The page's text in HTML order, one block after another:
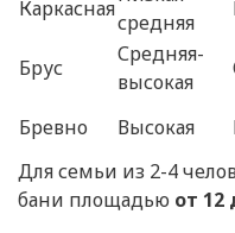
Каркасная
средняя
Брус
Средняя-
высокая
Бревно Высокая
Для семьи из 2-4
бани площадью от 12